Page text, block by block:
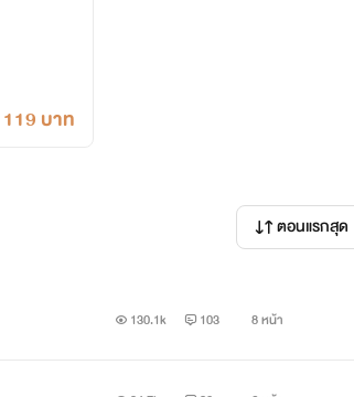
119 บาท
ตอนแรกสุด
130.1k 103 8 หน้า